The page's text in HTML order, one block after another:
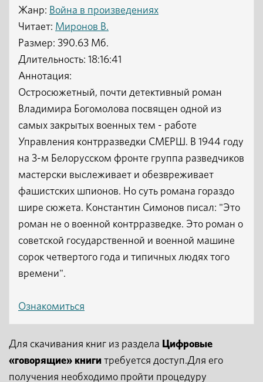
Жанр: Война в произведениях
Читает: Миронов В.
Размер: 390.63 Мб.
Длительность: 18:16:41
Аннотация:
Остросюжетный, почти детективный роман
Владимира Богомолова посвящен одной из
самых закрытых военных тем - работе
Управления контрразведки СМЕРШ. В 1944 году
на 3-м Белорусском фронте группа разведчиков
мастерски выслеживает и обезвреживает
фашистских шпионов. Но суть романа гораздо
шире сюжета. Константин Симонов писал: "Это
роман не о военной контрразведке. Это роман о
советской государственной и военной машине
сорок четвертого года и типичных людях того
времени".
Ознакомиться
Для скачивания книг из раздела Цифровые
«говорящие» книги требуется доступ.Для его
получения необходимо пройти процедуру